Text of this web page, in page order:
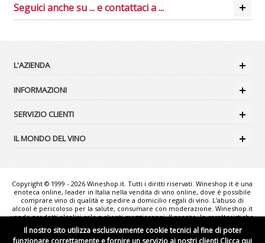
Il nostro sito utilizza esclusivamente cookie tecnici al fine di poter
funzionare correttamente e fornire un servizio ai nostri clienti Clicca qui
Seguici anche su ... e contattaci a ...
L'AZIENDA
INFORMAZIONI
SERVIZIO CLIENTI
IL MONDO DEL VINO
Copyright © 1999 - 2026 Wineshop.it. Tutti i diritti riservati. Wineshop.it è una
enoteca online, leader in Italia nella vendita di vino online, dove è possibile
comprare vino di qualità e spedire a domicilio regali di vino. L'abuso di
alcool è pericoloso per la salute, consumare con moderazione. Wineshop.it
vende prodotti alcolici solo a clienti maggiorenni. Il prezzo, le caratteristiche
e la disponibilità dei prodotti possono variare senza preavviso. Le foto
rappresentate sono puramente illustrative e possono non corrispondere